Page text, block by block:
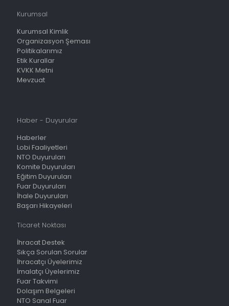
Kurumsal
Kurumsal Kimlik
Organizasyon Şeması
Politikalarımız
Etik Kurallar
KVKK Metni
Mevzuat
Haber - Duyurular
Haberler
Lobi Faaliyetleri
NTO Duyuruları
Komite Duyuruları
Eğitim Duyuruları
Fuar Duyuruları
İhale Duyuruları
Başarı Hikayeleri
Ticaret Noktası
İhracat Destek
Sıkça Sorulan Sorular
İhracatçı Üyelerimiz
İmalatçı Üyelerimiz
Fuar Takvimi
Dolaşım Belgeleri
NTO Sanal Fuar